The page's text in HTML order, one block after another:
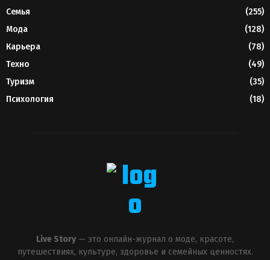
Семья
(255)
Мода
(128)
Карьера
(78)
Техно
(49)
Туризм
(35)
Психология
(18)
Live Story — это онлайн-журнал о моде, красоте,
путешествиях, культуре, здоровье и семейных ценностях.